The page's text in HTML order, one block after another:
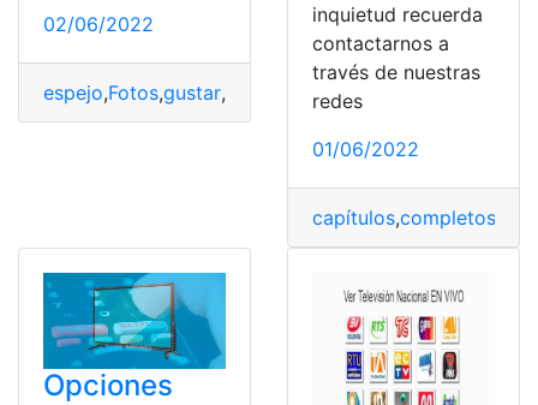
02/06/2022
espejo,Fotos,gustar, ,Ver
inquietud recuerda
contactarnos a
través de nuestras
redes
01/06/2022
capítulos,completos
Opciones